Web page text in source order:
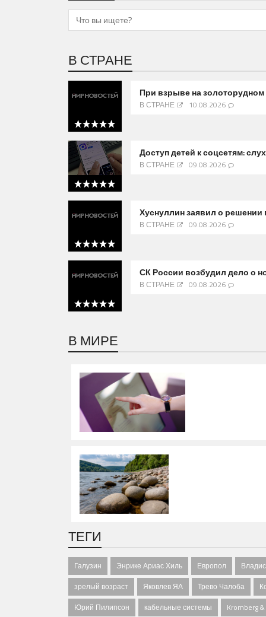
В СТРАНЕ
5 out of 5
При взрыве на
В СТРАНЕ 10.08.2026
5 out of 5
Доступ детей к соцсетям:
В СТРАНЕ 09.08.2026
5 out of 5
Хуснуллин заявил о
В СТРАНЕ 09.08.2026
5 out of 5
СК России возбудил дело о
В СТРАНЕ 09.08.2026
В МИРЕ
ТЕГИ
Галузин Энрике Ариас Хиль Европол
зрелый возраст
Яковлев ЯА Трево Чалоба
Юрий Пилипсон
кабельные системы
Kromberg